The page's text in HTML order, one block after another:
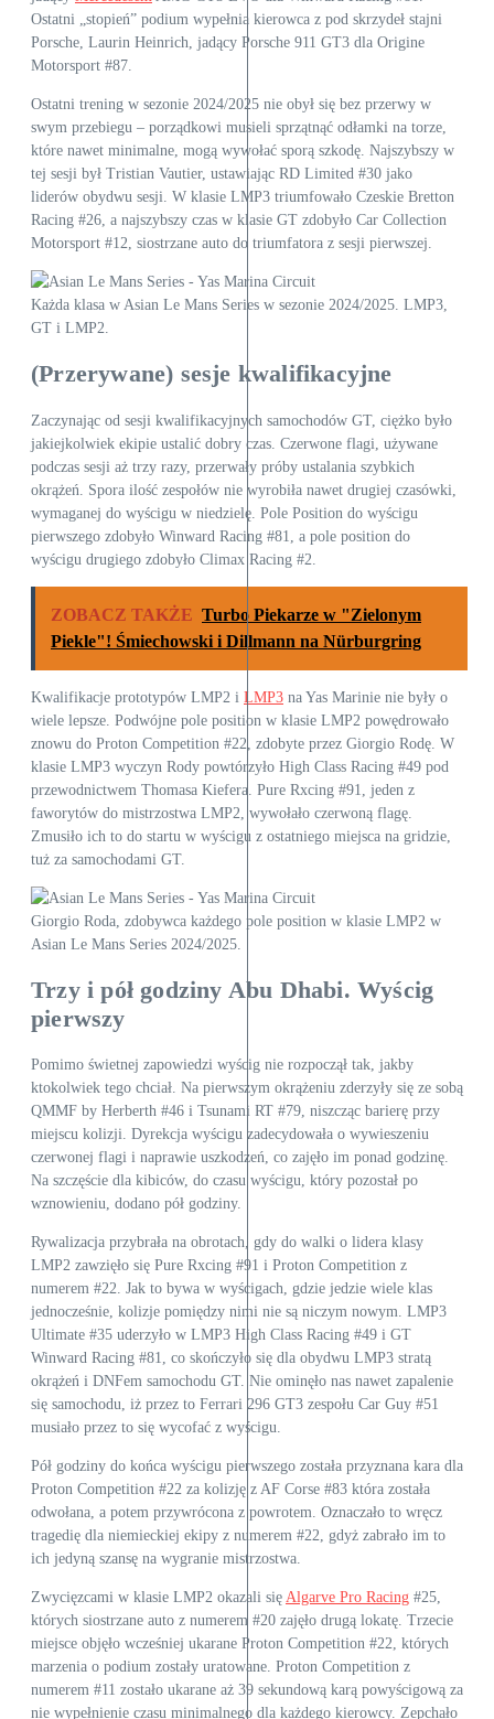
Ostatni „stopień” podium wypełnia kierowca z pod skrzydeł stajni
Porsche, Laurin Heinrich, jadący Porsche 911 GT3 dla Origine
Motorsport #87.
Ostatni trening w sezonie 2024/2025 nie obył się bez przerwy w
swym przebiegu – porządkowi musieli sprzątnąć odłamki na torze,
które nawet minimalne, mogą wywołać sporą szkodę. Najszybszy w
tej sesji był Tristian Vautier, ustawiając RD Limited #30 jako
liderów obydwu sesji. W klasie LMP3 triumfowało Czeskie Bretton
Racing #26, a najszybszy czas w klasie GT zdobyło Car Collection
Motorsport #12, siostrzane auto do triumfatora z sesji pierwszej.
Każda klasa w Asian Le Mans Series w sezonie 2024/2025. LMP3,
GT i LMP2.
(Przerywane) sesje kwalifikacyjne
Zaczynając od sesji kwalifikacyjnych samochodów GT, ciężko było
jakiejkolwiek ekipie ustalić dobry czas. Czerwone flagi, używane
podczas sesji aż trzy razy, przerwały próby ustalania szybkich
okrążeń. Spora ilość zespołów nie wyrobiła nawet drugiej czasówki,
wymaganej do wyścigu w niedzielę. Pole Position do wyścigu
pierwszego zdobyło Winward Racing #81, a pole position do
wyścigu drugiego zdobyło Climax Racing #2.
ZOBACZ TAKŻE Turbo Piekarze w "Zielonym
Piekle"! Śmiechowski i Dillmann na Nürburgring
Kwalifikacje prototypów LMP2 i LMP3 na Yas Marinie nie były o
wiele lepsze. Podwójne pole position w klasie LMP2 powędrowało
znowu do Proton Competition #22, zdobyte przez Giorgio Rodę. W
klasie LMP3 wyczyn Rody powtórzyło High Class Racing #49 pod
przewodnictwem Thomasa Kiefera. Pure Rxcing #91, jeden z
faworytów do mistrzostwa LMP2, wywołało czerwoną flagę.
Zmusiło ich to do startu w wyścigu z ostatniego miejsca na gridzie,
tuż za samochodami GT.
Giorgio Roda, zdobywca każdego pole position w klasie LMP2 w
Asian Le Mans Series 2024/2025.
Trzy i pół godziny Abu Dhabi. Wyścig
pierwszy
Pomimo świetnej zapowiedzi wyścig nie rozpoczął tak, jakby
ktokolwiek tego chciał. Na pierwszym okrążeniu zderzyły się ze sobą
QMMF by Herberth #46 i Tsunami RT #79, niszcząc barierę przy
miejscu kolizji. Dyrekcja wyścigu zadecydowała o wywieszeniu
czerwonej flagi i naprawie uszkodzeń, co zajęło im ponad godzinę.
Na szczęście dla kibiców, do czasu wyścigu, który pozostał po
wznowieniu, dodano pół godziny.
Rywalizacja przybrała na obrotach, gdy do walki o lidera klasy
LMP2 zawzięło się Pure Rxcing #91 i Proton Competition z
numerem #22. Jak to bywa w wyścigach, gdzie jedzie wiele klas
jednocześnie, kolizje pomiędzy nimi nie są niczym nowym. LMP3
Ultimate #35 uderzyło w LMP3 High Class Racing #49 i GT
Winward Racing #81, co skończyło się dla obydwu LMP3 stratą
okrążeń i DNFem samochodu GT. Nie ominęło nas nawet zapalenie
się samochodu, iż przez to Ferrari 296 GT3 zespołu Car Guy #51
musiało przez to się wycofać z wyścigu.
Pół godziny do końca wyścigu pierwszego została przyznana kara dla
Proton Competition #22 za kolizję z AF Corse #83 która została
odwołana, a potem przywrócona z powrotem. Oznaczało to wręcz
tragedię dla niemieckiej ekipy z numerem #22, gdyż zabrało im to
ich jedyną szansę na wygranie mistrzostwa.
Zwycięzcami w klasie LMP2 okazali się Algarve Pro Racing #25,
których siostrzane auto z numerem #20 zajęło drugą lokatę. Trzecie
miejsce objęło wcześniej ukarane Proton Competition #22, których
marzenia o podium zostały uratowane. Proton Competition z
numerem #11 zostało ukarane aż 39 sekundową karą powyścigową za
nie wypełnienie czasu minimalnego dla każdego kierowcy. Zepchało